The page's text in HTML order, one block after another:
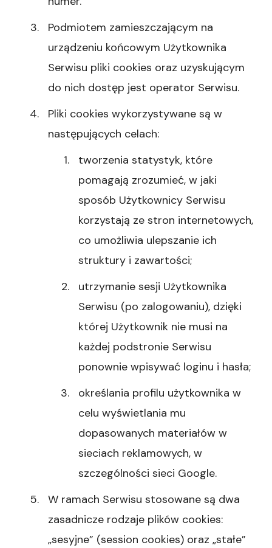
Podmiotem zamieszczającym na
urządzeniu końcowym Użytkownika
Serwisu pliki cookies oraz uzyskującym
do nich dostęp jest operator Serwisu.
Pliki cookies wykorzystywane są w
następujących celach:
tworzenia statystyk, które
pomagają zrozumieć, w jaki
sposób Użytkownicy Serwisu
korzystają ze stron internetowych,
co umożliwia ulepszanie ich
struktury i zawartości;
utrzymanie sesji Użytkownika
Serwisu (po zalogowaniu), dzięki
której Użytkownik nie musi na
każdej podstronie Serwisu
ponownie wpisywać loginu i hasła;
określania profilu użytkownika w
celu wyświetlania mu
dopasowanych materiałów w
sieciach reklamowych, w
szczególności sieci Google.
W ramach Serwisu stosowane są dwa
zasadnicze rodzaje plików cookies:
„sesyjne” (session cookies) oraz „stałe”